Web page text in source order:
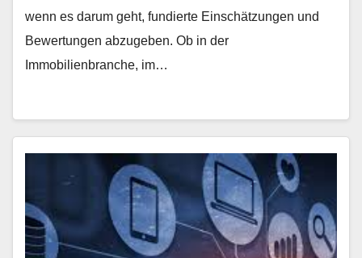
wenn es darum geht, fundierte Einschätzungen und
Bewertungen abzugeben. Ob in der
Immobilienbranche, im…